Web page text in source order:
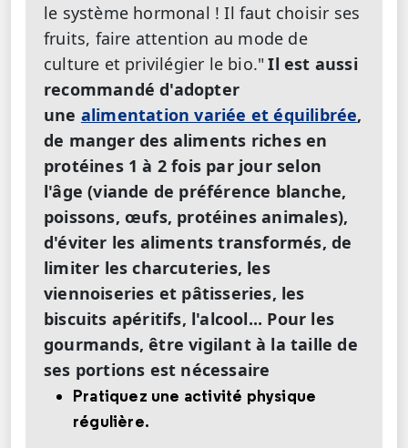
le système hormonal ! Il faut choisir ses
fruits, faire attention au mode de
culture et privilégier le bio."Il est aussi
recommandé d'adopter
une alimentation variée et équilibrée,
de manger des aliments riches en
protéines 1 à 2 fois par jour selon
l'âge (viande de préférence blanche,
poissons, œufs, protéines animales),
d'éviter les aliments transformés, de
limiter les charcuteries, les
viennoiseries et pâtisseries, les
biscuits apéritifs, l'alcool... Pour les
gourmands, être vigilant à la taille de
ses portions est nécessaire
Pratiquez une activité physique
régulière.